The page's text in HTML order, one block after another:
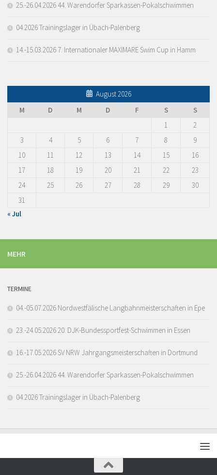
25.-26.04.2026 44. Warendorfer Sparkassen-Pokalschwimmen
04.2026 Trainingslager in Übach-Palenberg
14.-15.03.2026 7. Internationaler MAXIMARE Swim Cup in Hamm
August 2026
M
D M D F S
S
1
2
3
4 5 6 7 8
9
10
11 12 13 14 15
16
17
18 19 20 21 22
23
24
25 26 27 28 29
30
31
« Jul
MEHR
TERMINE
04.-05.07.2026 Nordwestfälische Langbahnmeisterschaften in Epe
23.-24.05.2026 20. DJK-Bundessportfest-Schwimmen in Essen
16.-17.05.2026 SV NRW Jahrgangsmeisterschaften in Dortmund
25.-26.04.2026 44. Warendorfer Sparkassen-Pokalschwimmen
04.2026 Trainingslager in Übach-Palenberg